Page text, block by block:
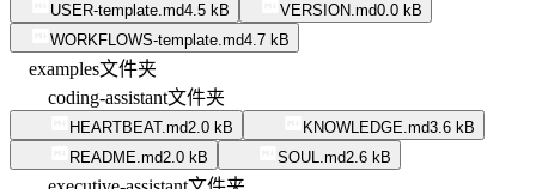
USER-template.md4.5 kB VERSION.md0.0 kB
WORKFLOWS-template.md4.7 kB
examples文件夹
coding-assistant文件夹
HEARTBEAT.md2.0 kB KNOWLEDGE.md3.6 kB
README.md2.0 kB SOUL.md2.6 kB